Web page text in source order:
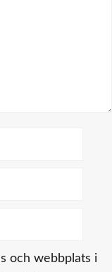
och webbplats i